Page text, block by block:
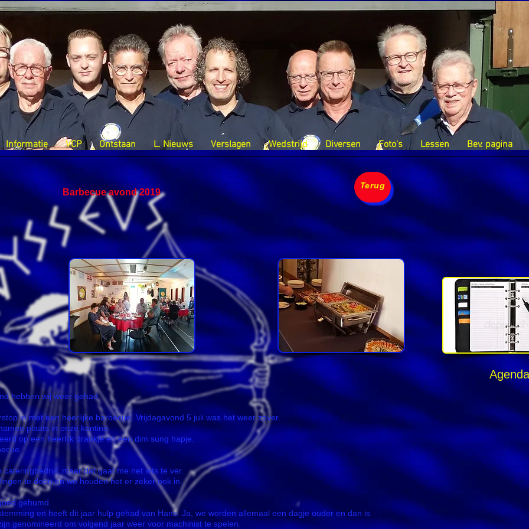
Informatie VCP Ontstaan L. Nieuws Verslagen Wedstrijd Diversen Foto's Lessen Bev. pagina
Barbecue avond 2019
hebben wij weer gehad.
in met een heerlijke barbecue. Vrijdagavond 5 juli was het weer zover.
plaats in onze kantine.
op een heerlijk drankje en een dim sung hapje.
maar dat gaat me net iets te ver.
te doen en we houden het er zeker ook in.
gehumd.
en heeft dit jaar hulp gehad van Hans. Ja, we worden allemaal een dagje ouder en dan is
genomineerd om volgend jaar weer voor machinist te spelen.
Terug
Agenda